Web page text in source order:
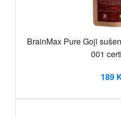
BrainMax Pure Goji
001
189